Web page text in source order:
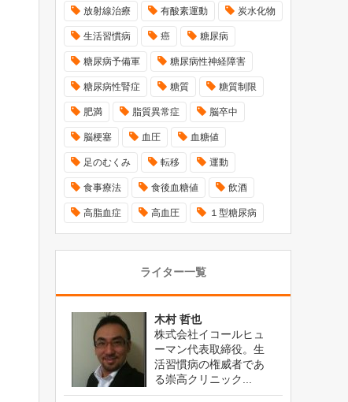
放射線治療 有酸素運動 炭水化物
生活習慣病 癌 糖尿病
糖尿病予備軍 糖尿病性神経障害
糖尿病性腎症 糖質 糖質制限
肥満 脂質異常症 脳卒中
脳梗塞 血圧 血糖値
足のむくみ 転移 運動
食事療法 食後血糖値 飲酒
高脂血症 高血圧 １型糖尿病
ライター一覧
木村 哲也
株式会社イコールヒュ
ーマン代表取締役。生
活習慣病の権威者であ
る崇高クリニック...